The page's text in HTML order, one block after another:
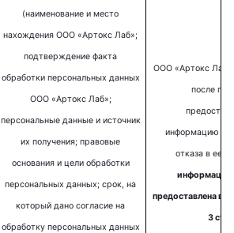
(наименование и место
нахождения ООО «Артокс Лаб»;
подтверждение факта
обработки персональных данных
ООО «Артокс Лаб»;
персональные данные и источник
их получения; правовые
основания и цели обработки
персональных данных; срок, на
который дано согласие на
обработку персональных данных
ООО «Артокс Лаб»
после
информацию
отказа в ее
информация
предоставлена в
3